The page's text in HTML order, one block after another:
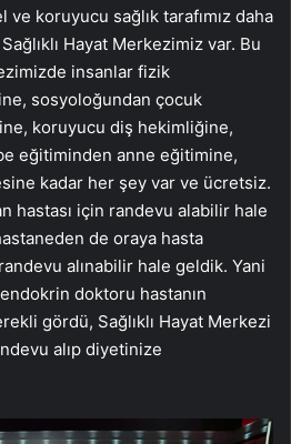
koruyucu sağlık tarafımız daha
Hayat Merkezimiz var. Bu
insanlar fizik
sosyoloğundan çocuk
koruyucu diş hekimliğine,
eğitiminden anne eğitimine,
kadar her şey var ve ücretsiz.
hastası için randevu alabilir hale
de oraya hasta
alınabilir hale geldik. Yani
doktoru hastanın
gördü, Sağlıklı Hayat Merkezi
alıp diyetinize